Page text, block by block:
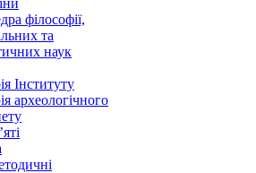
філософії,
та
наук
Інституту
археологічного